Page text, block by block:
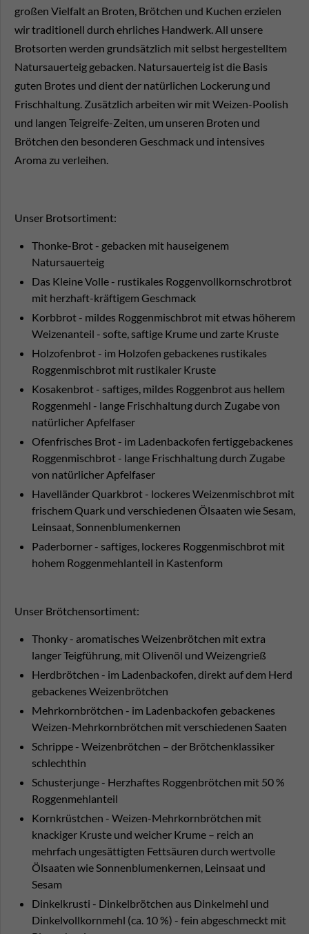
großen Vielfalt an Broten, Brötchen und Kuchen erzielen
wir traditionell durch ehrliches Handwerk. All unsere
Brotsorten werden grundsätzlich mit selbst hergestelltem
Natursauerteig gebacken. Natursauerteig ist die Basis
guten Brotes und dient der natürlichen Lockerung und
Frischhaltung. Zusätzlich arbeiten wir mit Weizen-Poolish
und langen Teigreife-Zeiten, um unseren Broten und
Brötchen den besonderen Geschmack und intensives
Aroma zu verleihen.
Unser Brotsortiment:
Thonke-Brot - gebacken mit hauseigenem
Natursauerteig
Das Kleine Volle - rustikales Roggenvollkornschrotbrot
mit herzhaft-kräftigem Geschmack
Korbbrot - mildes Roggenmischbrot mit etwas höherem
Weizenanteil - softe, saftige Krume und zarte Kruste
Holzofenbrot - im Holzofen gebackenes rustikales
Roggenmischbrot mit rustikaler Kruste
Kosakenbrot - saftiges, mildes Roggenbrot aus hellem
Roggenmehl - lange Frischhaltung durch Zugabe von
natürlicher Apfelfaser
Ofenfrisches Brot - im Ladenbackofen fertiggebackenes
Roggenmischbrot - lange Frischhaltung durch Zugabe
von natürlicher Apfelfaser
Havelländer Quarkbrot - lockeres Weizenmischbrot mit
frischem Quark und verschiedenen Ölsaaten wie Sesam,
Leinsaat, Sonnenblumenkernen
Paderborner - saftiges, lockeres Roggenmischbrot mit
hohem Roggenmehlanteil in Kastenform
Unser Brötchensortiment:
Thonky - aromatisches Weizenbrötchen mit extra
langer Teigführung, mit Olivenöl und Weizengrieß
Herdbrötchen - im Ladenbackofen, direkt auf dem Herd
gebackenes Weizenbrötchen
Mehrkornbrötchen - im Ladenbackofen gebackenes
Weizen-Mehrkornbrötchen mit verschiedenen Saaten
Schrippe - Weizenbrötchen – der Brötchenklassiker
schlechthin
Schusterjunge - Herzhaftes Roggenbrötchen mit 50 %
Roggenmehlanteil
Kornkrüstchen - Weizen-Mehrkornbrötchen mit
knackiger Kruste und weicher Krume – reich an
mehrfach ungesättigten Fettsäuren durch wertvolle
Ölsaaten wie Sonnenblumenkernen, Leinsaat und
Sesam
Dinkelkrusti - Dinkelbrötchen aus Dinkelmehl und
Dinkelvollkornmehl (ca. 10 %) - fein abgeschmeckt mit